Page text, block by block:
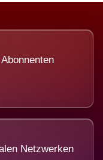
Netzwerken